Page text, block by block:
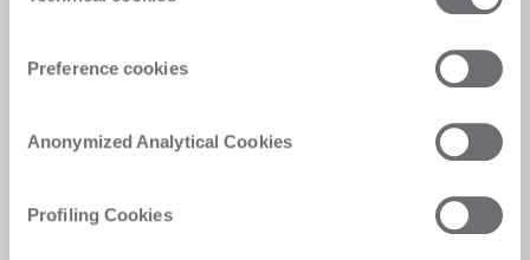
Preference cookies
Anonymized Analytical Cookies
Profiling Cookies